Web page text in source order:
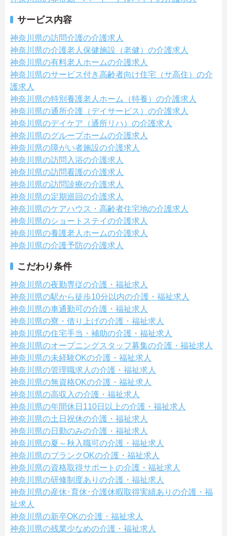
サービス内容
神奈川県の訪問介護の介護求人
神奈川県の介護老人保健施設（老健）の介護求人
神奈川県の有料老人ホームの介護求人
神奈川県のサービス付き高齢者向け住宅（サ高住）の介
護求人
神奈川県の特別養護老人ホーム（特養）の介護求人
神奈川県の通所介護（デイサービス）の介護求人
神奈川県のデイケア（通所リハ）の介護求人
神奈川県のグループホームの介護求人
神奈川県の障がい者施設の介護求人
神奈川県の訪問入浴の介護求人
神奈川県の訪問看護の介護求人
神奈川県の訪問診療の介護求人
神奈川県の定期巡回の介護求人
神奈川県のケアハウス・高齢者住宅地の介護求人
神奈川県のショートステイの介護求人
神奈川県の養護老人ホームの介護求人
神奈川県の介護予防の介護求人
こだわり条件
神奈川県の夜勤専従の介護・福祉求人
神奈川県の駅から徒歩10分以内の介護・福祉求人
神奈川県の車通勤可の介護・福祉求人
神奈川県の寮・借り上げの介護・福祉求人
神奈川県の住宅手当・補助の介護・福祉求人
神奈川県のオープニングスタッフ募集の介護・福祉求人
神奈川県の未経験OKの介護・福祉求人
神奈川県の管理職求人の介護・福祉求人
神奈川県の無資格OKの介護・福祉求人
神奈川県の高収入の介護・福祉求人
神奈川県の年間休日110日以上の介護・福祉求人
神奈川県の土日祝休の介護・福祉求人
神奈川県の日勤のみの介護・福祉求人
神奈川県の夏～秋入職可の介護・福祉求人
神奈川県のブランクOKの介護・福祉求人
神奈川県の資格取得サポートの介護・福祉求人
神奈川県の研修制度ありの介護・福祉求人
神奈川県の産休･育休･介護休暇取得実績ありの介護・福
祉求人
神奈川県の新卒OKの介護・福祉求人
神奈川県の残業少なめの介護・福祉求人